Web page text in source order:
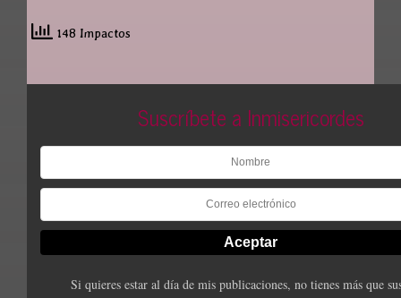
148 Impactos
Suscríbete a Inmisericordes
Si quieres estar al día de mis publicaciones, no tienes más que